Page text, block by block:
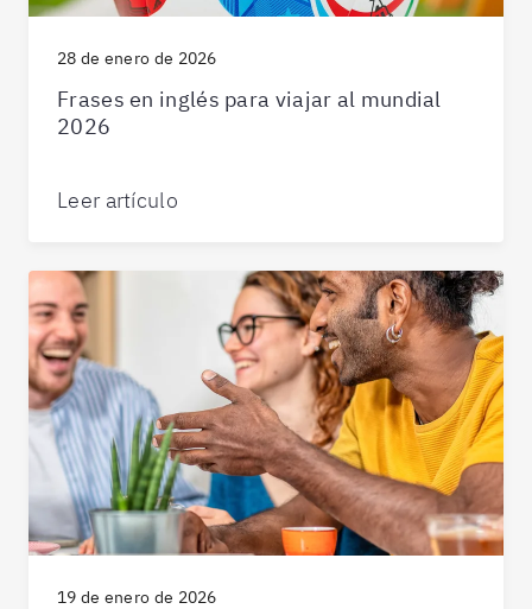
28 de enero de 2026
Frases en inglés para viajar al mundial
2026
Leer artículo
19 de enero de 2026